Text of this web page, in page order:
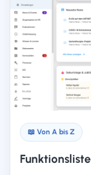
📖 Von A bis Z
Funktionsliste